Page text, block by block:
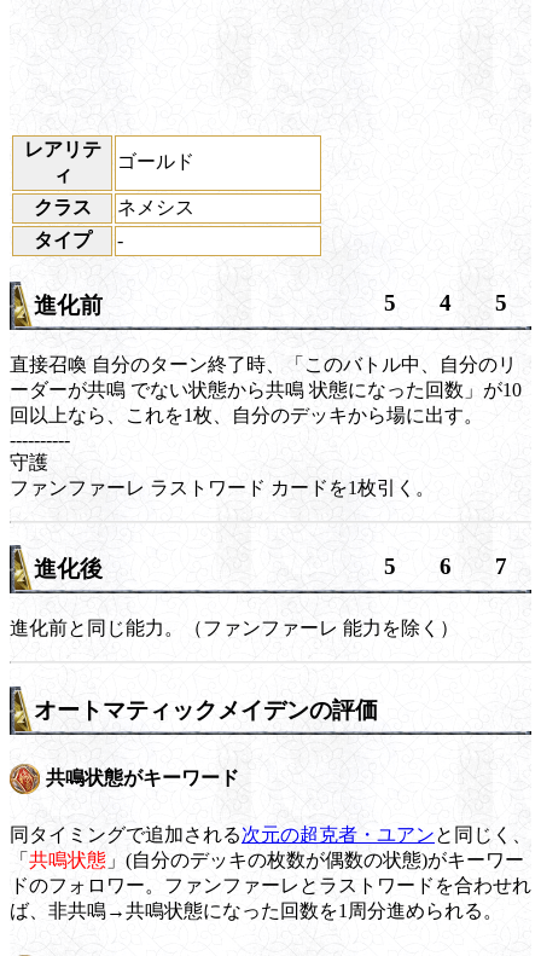
レアリテ
ィ
ゴールド
クラス
ネメシス
タイプ
-
進化前 5 4 5
直接召喚 自分のターン終了時、「このバトル中、自分のリ
ーダーが共鳴 でない状態から共鳴状態になった回数」が10
回以上なら、これを1枚、自分のデッキから場に出す。
----------
守護
ファンファーレ ラストワード カードを1枚引く。
進化後 5 6 7
進化前と同じ能力。（ファンファーレ 能力を除く）
オートマティックメイデンの評価
共鳴状態がキーワード
同タイミングで追加される次元の超克者・ユアンと同じく、
「 共鳴状態 」(自分のデッキの枚数が偶数の状態)がキーワー
ドのフォロワー。ファンファーレとラストワードを合わせれ
ば、非共鳴→共鳴状態になった回数を1周分進められる。